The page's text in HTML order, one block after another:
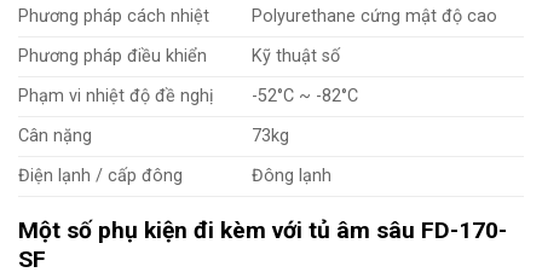
Phương pháp cách nhiệt
Polyurethane cứng mật độ cao
Phương pháp điều khiển
Kỹ thuật số
Phạm vi nhiệt độ đề nghị
-52°C ~ -82°C
Cân nặng
73kg
Điện lạnh / cấp đông
Đông lạnh
Một số phụ kiện đi kèm với tủ âm sâu FD-170-
SF